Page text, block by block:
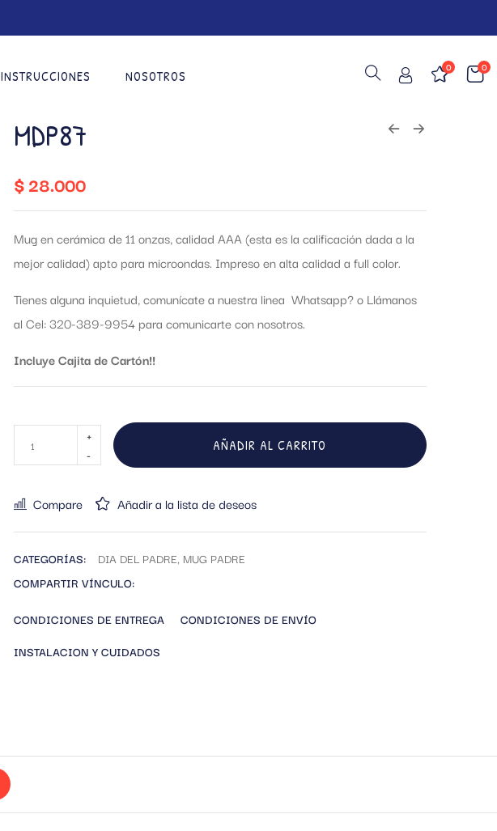
INSTRUCCIONES NOSOTROS
0
0
MDP87
$28.000
Mug en cerámica de 11 onzas, calidad AAA (esta es la calificación dada a la
mejor calidad) apto para microondas. Impreso en alta calidad a full color.
Tienes alguna inquietud, comunícate a nuestra linea Whatsapp?o Llámanos
al Cel: 320-389-9954 para comunicarte con nosotros.
Incluye Cajita de Cartón!!
AÑADIR AL CARRITO
Compare Añadir a la lista de deseos
CATEGORÍAS: DIA DEL PADRE, MUG PADRE
COMPARTIR VÍNCULO:
CONDICIONES DE ENTREGA
CONDICIONES DE ENVÍO
INSTALACION Y CUIDADOS